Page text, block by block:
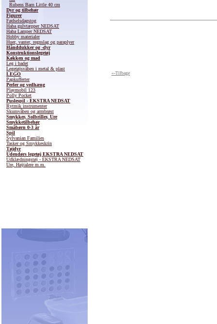
Rubens Barn Little 40 cm
Dyr og tilbehør
Figurer
Fødselsdagstog
Haba gulvtæpper NEDSAT
Haba Lamper NEDSAT
Hobby materialer
Huer, vanter, regnslag og paraplyer
Hånddukker og -dyr
Konstruktionslegetøj
Køkken og mad
Leg i badet
Legetøjsvåben i metal & plast
LEGO
Papkufferter
Perler og vedhæng
Playmobil 123
Polly Pocket
Puslespil - EKSTRA NEDSAT
Rytmik instrumenter
Skumvåben og armbrøst
Smykker, Solbriller, Ure
Smykketilbehør
Småbørn 0-3 år
Spil
Sylvanian Families
Tasker og Smykkeskrin
Tøjdyr
Udendørs legetøj EKSTRA NEDSAT
Udklædningstøj - EKSTRA NEDSAT
Ure, Højtalere m.m.
«-Tilbage